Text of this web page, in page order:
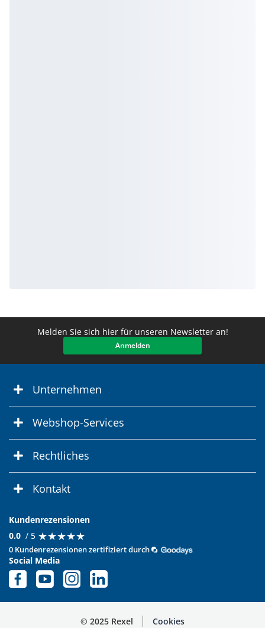
Melden Sie sich hier für unseren Newsletter an!
Anmelden
Unternehmen
Webshop-Services
Rechtliches
Kontakt
Kundenrezensionen
0.0 / 5 ★★★★★
★★★★★
0 Kundenrezensionen zertifiziert durch
Social Media
© 2025 Rexel Cookies